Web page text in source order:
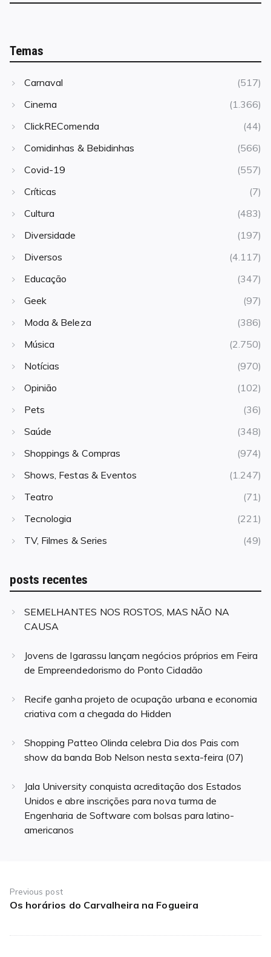
Temas
Carnaval
(517)
Cinema
(1.366)
ClickREComenda
(44)
Comidinhas & Bebidinhas
(566)
Covid-19
(557)
Críticas
(7)
Cultura
(483)
Diversidade
(197)
Diversos
(4.117)
Educação
(347)
Geek
(97)
Moda & Beleza
(386)
Música
(2.750)
Notícias
(970)
Opinião
(102)
Pets
(36)
Saúde
(348)
Shoppings & Compras
(974)
Shows, Festas & Eventos
(1.247)
Teatro
(71)
Tecnologia
(221)
TV, Filmes & Series
(49)
posts recentes
SEMELHANTES NOS ROSTOS, MAS NÃO NA
CAUSA
Jovens de Igarassu lançam negócios próprios em Feira
de Empreendedorismo do Ponto Cidadão
Recife ganha projeto de ocupação urbana e economia
criativa com a chegada do Hidden
Shopping Patteo Olinda celebra Dia dos Pais com
show da banda Bob Nelson nesta sexta-feira (07)
Jala University conquista acreditação dos Estados
Unidos e abre inscrições para nova turma de
Engenharia de Software com bolsas para latino-
americanos
de
Post
Previous post
Previous
Os horários do Carvalheira na Fogueira